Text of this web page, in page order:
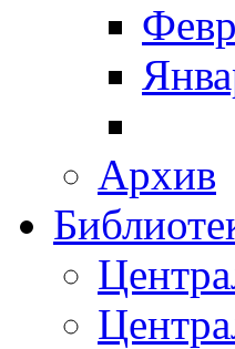
Архив